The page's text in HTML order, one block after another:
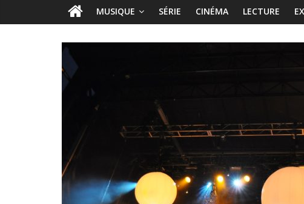
MUSIQUE SÉRIE CINÉMA LECTURE